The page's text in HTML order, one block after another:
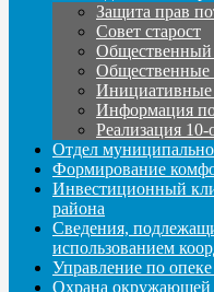
Защита прав
Совет старост
Общественный
Общественные
Инициативные
Информация
Реализация 10-
Отдел
Формирование
Инвестиционный
района
Сведения,
использованием
Управление по
Охрана окружающей